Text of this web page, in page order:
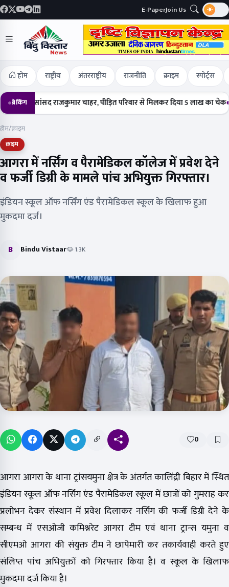
E-PaperJoin Us
होम राष्ट्रीय अंतरराष्ट्रीय राजनीति क्राइम स्पोर्ट्स
ब्रेकिंग
सांसद राजकुमार चाहर, पीड़ित परिवार से मिलकर दिया 5 लाख का चेक
होम/क्राइम
क्राइम
आगरा में नर्सिंग व पैरामेडिकल कॉलेज में प्रवेश देने
व फर्जी डिग्री के मामले पांच अभियुक्त गिरफ्तार।
इंडियन स्कूल ऑफ नर्सिंग एंड पैरामेडिकल स्कूल के खिलाफ हुआ
मुकदमा दर्ज।
B Bindu Vistaar 1.3K
0
आगरा आगरा के थाना ट्रांसयमुना क्षेत्र के अंतर्गत कालिंद्री बिहार में स्थित
इंडियन स्कूल ऑफ नर्सिंग एंड पैरामेडिकल स्कूल में छात्रों को गुमराह कर
प्रलोभन देकर संस्थान में प्रवेश दिलाकर नर्सिंग की फर्जी डिग्री देने के
सम्बन्ध में एसओजी कमिश्नरेट आगरा टीम एवं थाना ट्रान्स यमुना व
सीएमओ आगरा की संयुक्त टीम ने छापेमारी कर तकार्यवाही करते हुए
संलिप्त पांच अभियुक्तों को गिरफ्तार किया है। व स्कूल के खिलाफ
मुकदमा दर्ज किया है।